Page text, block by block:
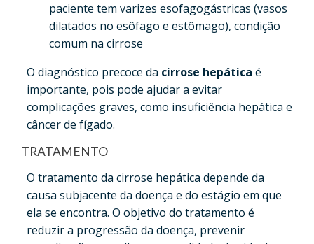
paciente tem varizes esofagogástricas (vasos
dilatados no esôfago e estômago), condição
comum na cirrose
O diagnóstico precoce da cirrose hepáticaé
importante, pois pode ajudar a evitar
complicações graves, como insuficiência hepática e
câncer de fígado.
TRATAMENTO
O tratamento da cirrose hepática depende da
causa subjacente da doença e do estágio em que
ela se encontra. O objetivo do tratamento é
reduzir a progressão da doença, prevenir